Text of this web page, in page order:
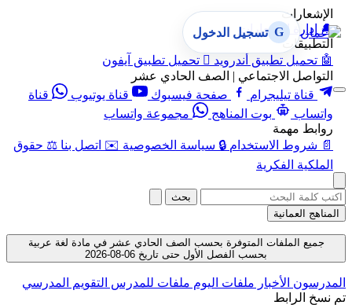
الإشعارات
🔔 إدارة الإشعارات
التطبيقات
🤖 تحميل تطبيق أندرويد  تحميل تطبيق آيفون
التواصل الاجتماعي | الصف الحادي عشر
قناة تيليجرام
صفحة فيسبوك قناة يوتيوب
قناة
واتساب
بوت المناهج
مجموعة واتساب
روابط مهمة
📄 شروط الاستخدام 🔒 سياسة الخصوصية ✉️ اتصل بنا ⚖️ حقوق
الملكية الفكرية
G تسجيل الدخول
بحث
المناهج العمانية
جميع الملفات المتوفرة بحسب الصف الحادي عشر في مادة لغة عربية
بحسب الفصل الأول حتى تاريخ 06-08-2026
المدرسون الأخبار ملفات اليوم ملفات للمدرس التقويم المدرسي
تم نسخ الرابط